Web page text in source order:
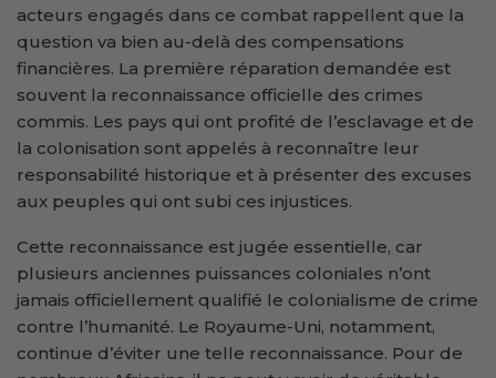
acteurs engagés dans ce combat rappellent que la
question va bien au-delà des compensations
financières. La première réparation demandée est
souvent la reconnaissance officielle des crimes
commis. Les pays qui ont profité de l’esclavage et de
la colonisation sont appelés à reconnaître leur
responsabilité historique et à présenter des excuses
aux peuples qui ont subi ces injustices.
Cette reconnaissance est jugée essentielle, car
plusieurs anciennes puissances coloniales n’ont
jamais officiellement qualifié le colonialisme de crime
contre l’humanité. Le Royaume-Uni, notamment,
continue d’éviter une telle reconnaissance. Pour de